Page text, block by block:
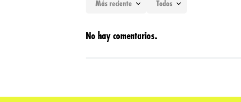
Más reciente Todos
No hay comentarios.